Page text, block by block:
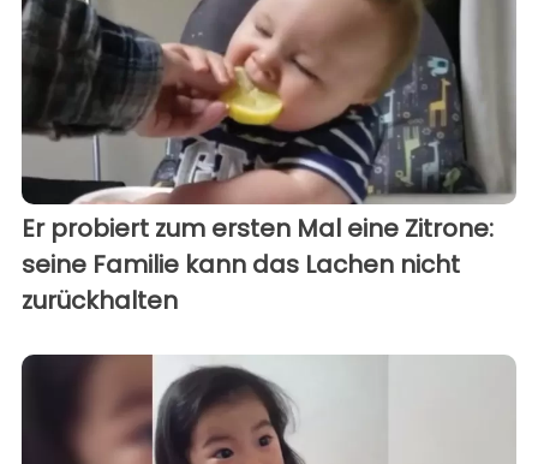
Er probiert zum ersten Mal eine Zitrone:
seine Familie kann das Lachen nicht
zurückhalten